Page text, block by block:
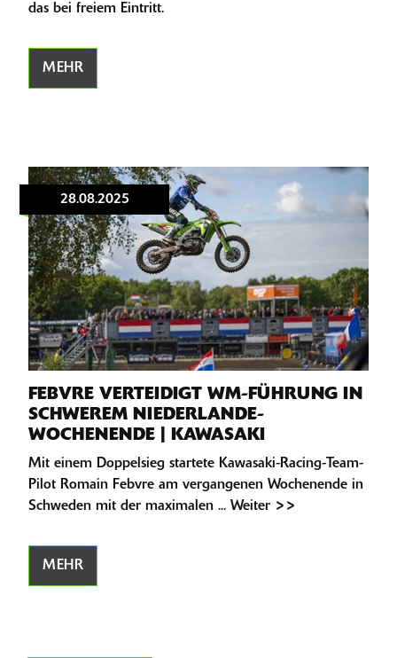
das bei freiem Eintritt.
MEHR
28.08.2025
FEBVRE VERTEIDIGT WM-FÜHRUNG IN
SCHWEREM NIEDERLANDE-
WOCHENENDE | KAWASAKI
Mit einem Doppelsieg startete Kawasaki-Racing-Team-
Pilot Romain Febvre am vergangenen Wochenende in
Schweden mit der maximalen ... Weiter >>
MEHR